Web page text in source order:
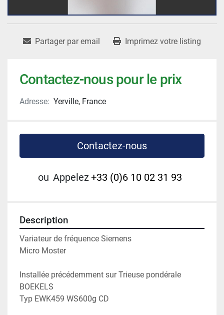
Partager par email Imprimez votre listing
Contactez-nous pour le prix
Adresse: Yerville, France
Contactez-nous
ou Appelez+33 (0)6 10 02 31 93
Description
Variateur de fréquence Siemens
Micro Moster
Installée précédemment sur Trieuse pondérale
BOEKELS
Typ EWK459 WS600g CD